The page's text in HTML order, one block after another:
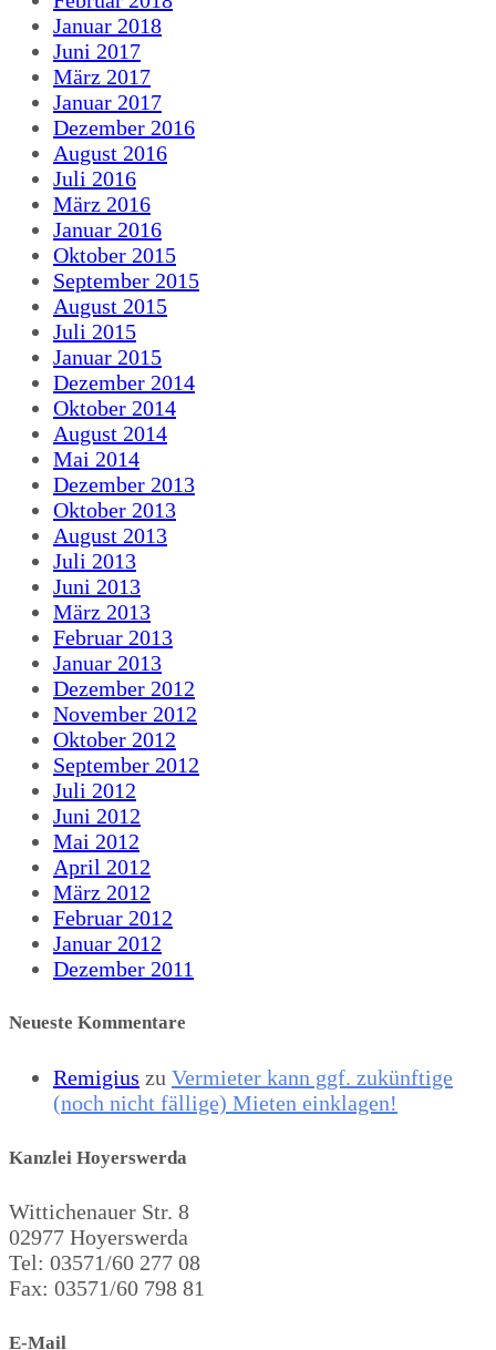
Januar 2018
Juni 2017
März 2017
Januar 2017
Dezember 2016
August 2016
Juli 2016
März 2016
Januar 2016
Oktober 2015
September 2015
August 2015
Juli 2015
Januar 2015
Dezember 2014
Oktober 2014
August 2014
Mai 2014
Dezember 2013
Oktober 2013
August 2013
Juli 2013
Juni 2013
März 2013
Februar 2013
Januar 2013
Dezember 2012
November 2012
Oktober 2012
September 2012
Juli 2012
Juni 2012
Mai 2012
April 2012
März 2012
Februar 2012
Januar 2012
Dezember 2011
Neueste Kommentare
Remigius zu Vermieter kann ggf. zukünftige
(noch nicht fällige) Mieten einklagen!
Kanzlei Hoyerswerda
Wittichenauer Str. 8
02977 Hoyerswerda
Tel: 03571/60 277 08
Fax: 03571/60 798 81
E-Mail